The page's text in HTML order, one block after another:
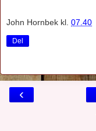
John Hornbek kl. 07.40
Del
‹